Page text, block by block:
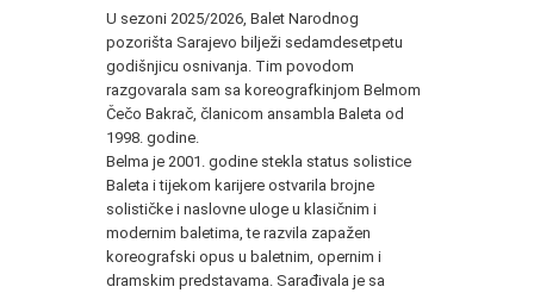
U sezoni 2025/2026, Balet Narodnog
pozorišta Sarajevo bilježi sedamdesetpetu
godišnjicu osnivanja. Tim povodom
razgovarala sam sa koreografkinjom Belmom
Čečo Bakrač, članicom ansambla Baleta od
1998. godine.
Belma je 2001. godine stekla status solistice
Baleta i tijekom karijere ostvarila brojne
solističke i naslovne uloge u klasičnim i
modernim baletima, te razvila zapažen
koreografski opus u baletnim, opernim i
dramskim predstavama. Sarađivala je sa